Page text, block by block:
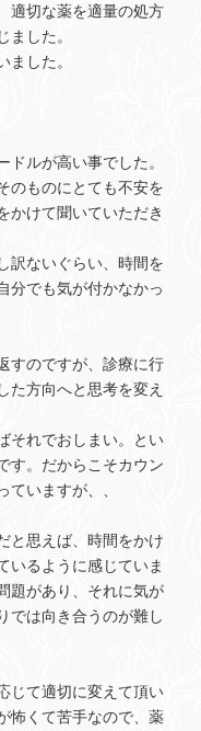
適切な薬を適量の処方
ました。
ました。
ドルが高い事でした。
のものにとても不安を
かけて聞いていただき
訳ないぐらい、時間を
分でも気が付かなかっ
すのですが、診療に行
た方向へと思考を変え
それでおしまい。とい
す。だからこそカウン
ていますが、、
と思えば、時間をかけ
いるように感じていま
題があり、それに気が
では向き合うのが難し
じて適切に変えて頂い
怖くて苦手なので、薬